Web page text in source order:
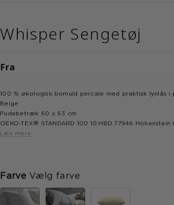
Whisper Sengetøj
Fra
100 % økologisk bomuld percale med praktisk lynlås
Beige
Pudebetræk 60 x 63 cm
OEKO-TEX® STANDARD 100 10.HBD.77946 Hohenstein
Svanemærke-certificeret
Læs mere
Farve Vælg farve